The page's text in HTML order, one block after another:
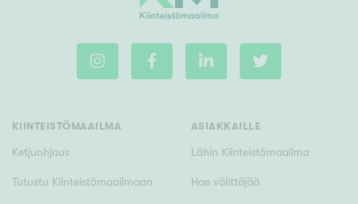
Välttävä
KIINTEISTÖMAAILMA
Ketjuohjaus
Tutustu Kiinteistömaailmaan
ASIAKKAILLE
Lähin Kiinteistömaailma
Hae välittäjää